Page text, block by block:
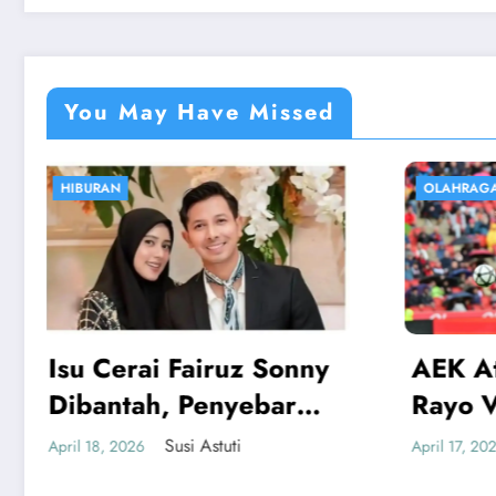
You May Have Missed
OLAHRAGA
AEK Athens vs Rayo:
Rayo Vallecano Lolos
ke Semifinal
April 17, 2026 Susi Astuti April 15,